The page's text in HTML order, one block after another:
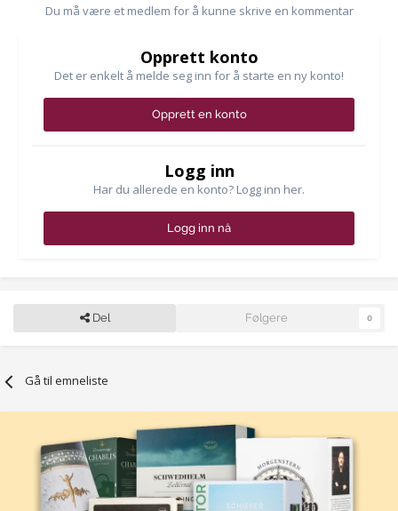
Du må være et medlem for å kunne skrive en kommentar
Opprett konto
Det er enkelt å melde seg inn for å starte en ny konto!
Opprett en konto
Logg inn
Har du allerede en konto? Logg inn her.
Logg inn nå
Del Følgere 0
Gå til emneliste